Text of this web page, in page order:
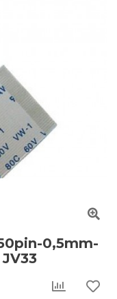
0,5mm-